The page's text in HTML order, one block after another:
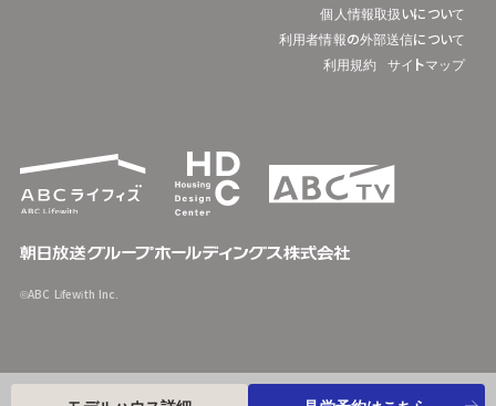
個人情報取扱いについて
利用者情報の外部送信について
利用規約
サイトマップ
©ABC Lifewith Inc.